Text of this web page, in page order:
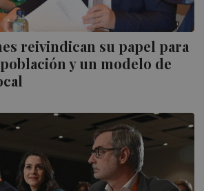
reivindican su papel para
y un modelo de